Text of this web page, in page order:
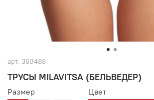
арт. 360488
ТРУСЫ MILAVITSA (БЕЛЬВЕДЕР)
Размер Цвет